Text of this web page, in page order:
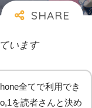
います
全てで利用でき
を読者さんと決め